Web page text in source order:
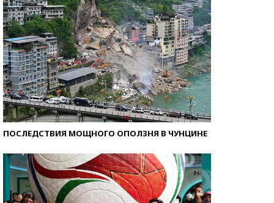
ПОСЛЕДСТВИЯ МОЩНОГО ОПОЛЗНЯ В ЧУНЦИНЕ